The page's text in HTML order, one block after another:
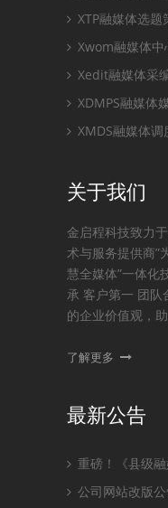
XTP融媒体选题
Xwom融媒体
Xedit融媒体采
XDMPS融媒体
XMDS融媒体
关于我们
金启程科技致力
术与服务提供商”
慧全媒体”一体化
承 客户第一 团队
的企业价值观，
了解更多
最新公告
重磅！《县级
公司网站改版